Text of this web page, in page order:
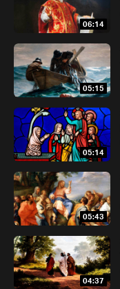
06:14
05:15
05:14
05:43
04:37